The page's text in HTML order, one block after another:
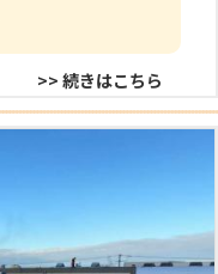
>> 続きはこちら